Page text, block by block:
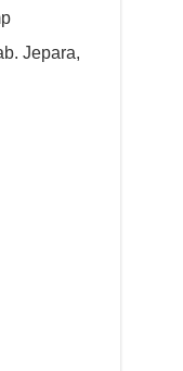
Jepara,